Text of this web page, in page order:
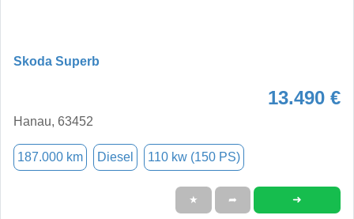
Skoda Superb
13.490 €
Hanau, 63452
187.000 km Diesel 110 kw (150 PS)
★ ➦ ➜